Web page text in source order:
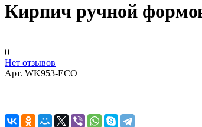
Кирпич ручной
0
Нет отзывов
Арт. WK953-ECO